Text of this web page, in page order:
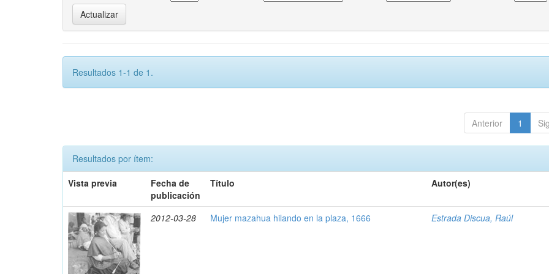
Resultados 1-1 de 1.
Anterior 1
Resultados por ítem:
Vista previa
Fecha de
publicación
Título Autor(es)
2012-03-28 Mujer mazahua hilando en la plaza, 1666 Estrada Discua, Raúl